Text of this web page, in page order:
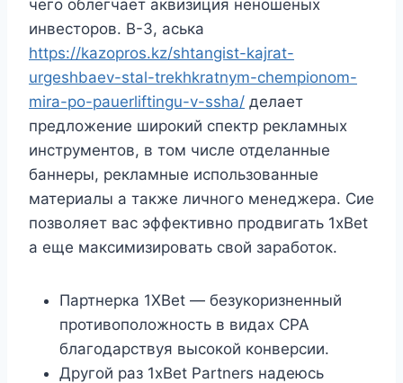
чего облегчает аквизиция неношеных
инвесторов. В-3, аська
https://kazopros.kz/shtangist-kajrat-
urgeshbaev-stal-trekhkratnym-chempionom-
mira-po-pauerliftingu-v-ssha/ делает
предложение широкий спектр рекламных
инструментов, в том числе отделанные
баннеры, рекламные использованные
материалы а также личного менеджера. Сие
позволяет вас эффективно продвигать 1xBet
а еще максимизировать свой заработок.
Партнерка 1XBet — безукоризненный
противоположность в видах CPA
благодарствуя высокой конверсии.
Другой раз 1xBet Partners надеюсь